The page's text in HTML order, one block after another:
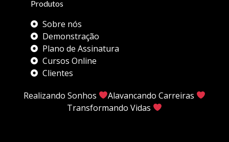
Produtos
Sobre nós
Demonstração
Plano de Assinatura
Cursos Online
Clientes
Realizando Sonhos
Alavancando Carreiras
Transformando Vidas